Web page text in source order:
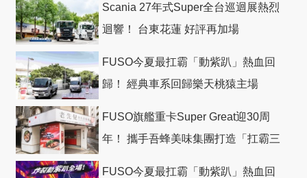
Scania 27年式Super全台巡迴展熱烈
迴響！ 台東花蓮 好評再加場
FUSO今夏最扛霸「動紫趴」熱血回
歸！ 經典車系回歸樂天桃猿主場
FUSO旗艦重卡Super Great迎30周
年！ 攜手吾蜂美味集團打造「扛霸三
FUSO今夏最扛霸「動紫趴」熱血回